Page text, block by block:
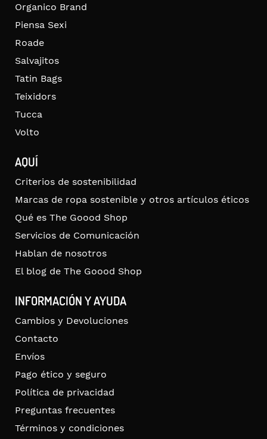
Organico Brand
Piensa Sexi
Roade
Salvajitos
Tatin Bags
Teixidors
Tucca
Volto
AQUÍ
Criterios de sostenibilidad
Marcas de ropa sostenible y otros artículos éticos
Qué es The Goood Shop
Servicios de Comunicación
Hablan de nosotros
El blog de The Goood Shop
INFORMACIÓN Y AYUDA
Cambios y Devoluciones
Contacto
Envíos
Pago ético y seguro
Política de privacidad
Preguntas frecuentes
Términos y condiciones